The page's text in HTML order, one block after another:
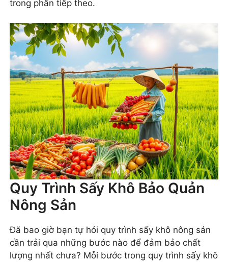
trong phần tiếp theo.
Quy Trình Sấy Khô Bảo Quản
Nông Sản
Đã bao giờ bạn tự hỏi quy trình sấy khô nông sản
cần trải qua những bước nào để đảm bảo chất
lượng nhất chưa? Mỗi bước trong quy trình sấy khô